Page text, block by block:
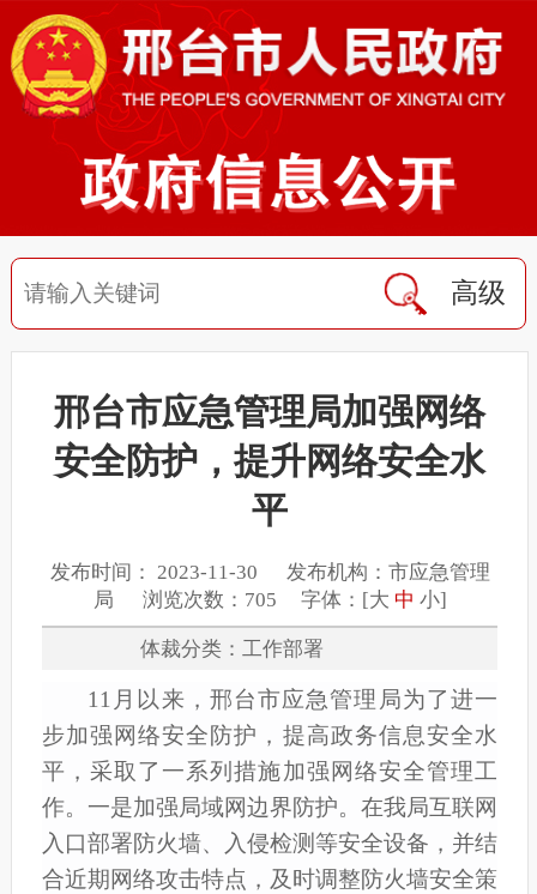
高级
邢台市应急管理局加强网络
安全防护，提升网络安全水
平
发布时间： 2023-11-30 发布机构：市应急管理
局 浏览次数：705 字体：[大 中 小]
体裁分类：工作部署
11月以来 ， 邢台市应急管理 局为了进一
步加强网络安全防护，提高政务信息安全水
平，采取了一系列措施加强网络安全管理工
作。 一是加强局域网边界防护。在我局互联网
入口部署防火墙、入侵检测等安全设备， 并结
合近期网络攻击特点，及时调整防火墙安全策